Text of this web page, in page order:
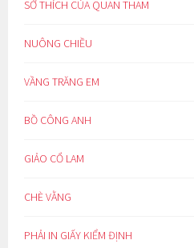
SỞ THÍCH CỦA QUAN THAM
NUÔNG CHIỀU
VẦNG TRĂNG EM
BỒ CÔNG ANH
GIẢO CỔ LAM
CHÈ VẰNG
PHẢI IN GIẤY KIỂM ĐỊNH